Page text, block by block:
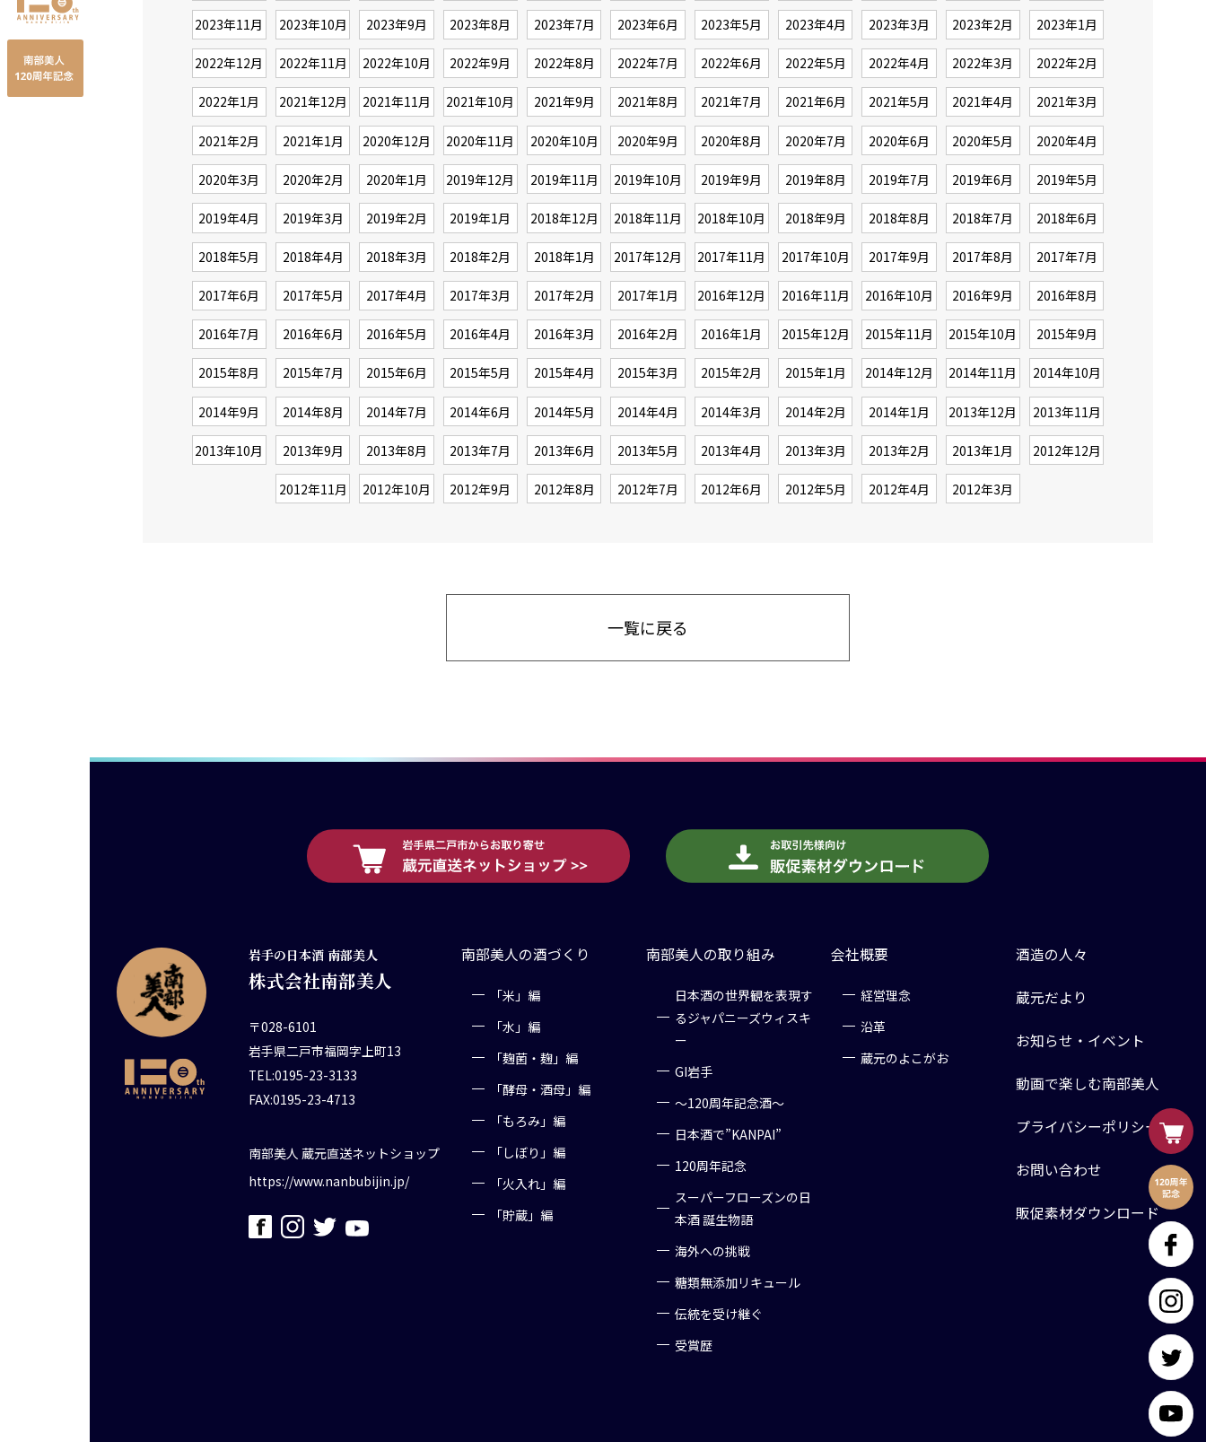
2023年11月 2023年10月 2023年9月 2023年8月 2023年7月 2023年6月 2023年5月 2023年4月 2023年3月 2023年2月 2023年1月
2022年12月 2022年11月 2022年10月 2022年9月 2022年8月 2022年7月 2022年6月 2022年5月 2022年4月 2022年3月 2022年2月
2022年1月 2021年12月 2021年11月 2021年10月 2021年9月 2021年8月 2021年7月 2021年6月 2021年5月 2021年4月 2021年3月
2021年2月 2021年1月 2020年12月 2020年11月 2020年10月 2020年9月 2020年8月 2020年7月 2020年6月 2020年5月 2020年4月
2020年3月 2020年2月 2020年1月 2019年12月 2019年11月 2019年10月 2019年9月 2019年8月 2019年7月 2019年6月 2019年5月
2019年4月 2019年3月 2019年2月 2019年1月 2018年12月 2018年11月 2018年10月 2018年9月 2018年8月 2018年7月 2018年6月
2018年5月 2018年4月 2018年3月 2018年2月 2018年1月 2017年12月 2017年11月 2017年10月 2017年9月 2017年8月 2017年7月
2017年6月 2017年5月 2017年4月 2017年3月 2017年2月 2017年1月 2016年12月 2016年11月 2016年10月 2016年9月 2016年8月
2016年7月 2016年6月 2016年5月 2016年4月 2016年3月 2016年2月 2016年1月 2015年12月 2015年11月 2015年10月 2015年9月
2015年8月 2015年7月 2015年6月 2015年5月 2015年4月 2015年3月 2015年2月 2015年1月 2014年12月 2014年11月 2014年10月
2014年9月 2014年8月 2014年7月 2014年6月 2014年5月 2014年4月 2014年3月 2014年2月 2014年1月 2013年12月 2013年11月
2013年10月 2013年9月 2013年8月 2013年7月 2013年6月 2013年5月 2013年4月 2013年3月 2013年2月 2013年1月 2012年12月
2012年11月 2012年10月 2012年9月 2012年8月 2012年7月 2012年6月 2012年5月 2012年4月 2012年3月
一覧に戻る
岩手の日本酒 南部美人
株式会社南部美人
〒028-6101
岩手県二戸市福岡字上町13
TEL:0195-23-3133
FAX:0195-23-4713
南部美人 蔵元直送ネットショップ
https://www.nanbubijin.jp/
南部美人の酒づくり
「米」編
「水」編
「麹菌・麹」編
「酵母・酒母」編
「もろみ」編
「しぼり」編
「火入れ」編
「貯蔵」編
南部美人の取り組み
日本酒の世界観を表現す
るジャパニーズウィスキ
ー
GI岩手
～120周年記念酒～
日本酒で”KANPAI”
120周年記念
スーパーフローズンの日
本酒 誕生物語
海外への挑戦
糖類無添加リキュール
伝統を受け継ぐ
受賞歴
会社概要
経営理念
沿革
蔵元のよこがお
酒造の人々
蔵元だより
お知らせ・イベント
動画で楽しむ南部美人
プライバシーポリシー
お問い合わせ
販促素材ダウンロード